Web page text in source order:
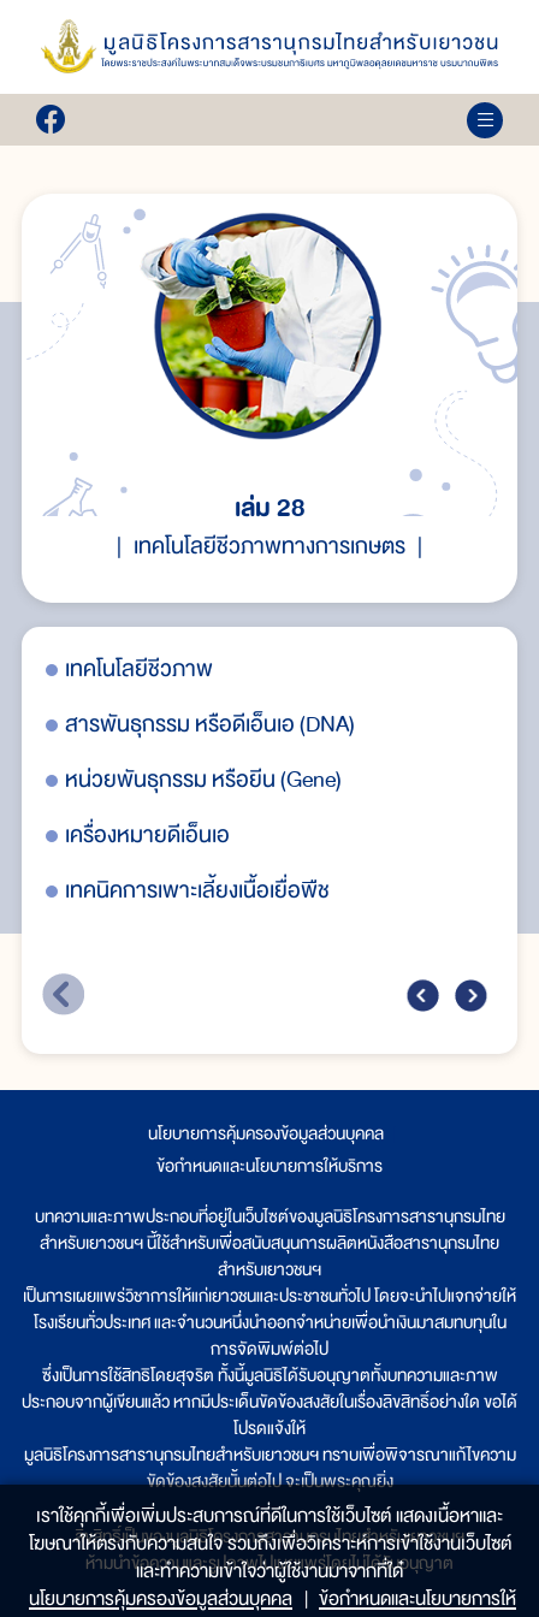
เล่ม 28
เทคโนโลยีชีวภาพทางการเกษตร
เทคโนโลยีชีวภาพ
สารพันธุกรรม หรือดีเอ็นเอ (DNA)
หน่วยพันธุกรรม หรือยีน (Gene)
เครื่องหมายดีเอ็นเอ
เทคนิคการเพาะเลี้ยงเนื้อเยื่อพืช
นโยบายการคุ้มครองข้อมูลส่วนบุคคล
ข้อกำหนดและนโยบายการให้บริการ
บทความและภาพประกอบที่อยู่ในเว็บไซต์ของมูลนิธิโครงการสารานุกรมไทย
สำหรับเยาวชนฯ นี้ใช้สำหรับเพื่อสนับสนุนการผลิตหนังสือสารานุกรมไทย
สำหรับเยาวชนฯ
เป็นการเผยแพร่วิชาการให้แก่เยาวชนและประชาชนทั่วไป โดยจะนำไปแจกจ่ายให้
โรงเรียนทั่วประเทศ และจำนวนหนึ่งนำออกจำหน่ายเพื่อนำเงินมาสมทบทุนใน
การจัดพิมพ์ต่อไป
ซึ่งเป็นการใช้สิทธิโดยสุจริต ทั้งนี้มูลนิธิได้รับอนุญาตทั้งบทความและภาพ
ประกอบจากผู้เขียนแล้ว หากมีประเด็นขัดข้องสงสัยในเรื่องลิขสิทธิ์อย่างใด ขอได้
โปรดแจ้งให้
มูลนิธิโครงการสารานุกรมไทยสำหรับเยาวชนฯ ทราบเพื่อพิจารณาแก้ไขความ
ขัดข้องสงสัยนั้นต่อไป จะเป็นพระคุณยิ่ง
ลิขสิทธิ์เป็นของมูลนิธิโครงการสารานุกรมไทยสำหรับเยาวชนฯ
ห้ามนำข้อความและรูปภาพไปเผยแพร่โดยไม่ได้รับอนุญาต
เราใช้คุกกี้เพื่อเพิ่มประสบการณ์ที่ดีในการใช้เว็บไซต์ แสดงเนื้อหาและ
โฆษณาให้ตรงกับความสนใจ รวมถึงเพื่อวิเคราะห์การเข้าใช้งานเว็บไซต์
และทำความเข้าใจว่าผู้ใช้งานมาจากที่ใด๋
นโยบายการคุ้มครองข้อมูลส่วนบุคคล | ข้อกำหนดและนโยบายการให้